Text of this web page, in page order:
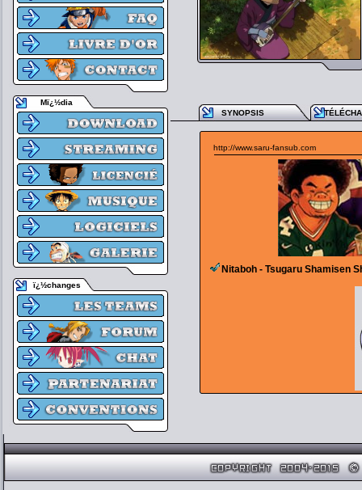
Mï¿½dia
ï¿½changes
SYNOPSIS
http://www.saru-fansub.com
Nitaboh - Tsugaru Shamisen